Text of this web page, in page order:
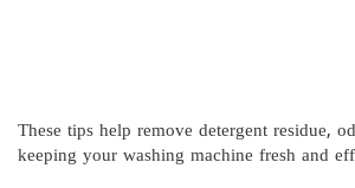
These tips help remove detergent residue,
keeping your washing machine fresh and